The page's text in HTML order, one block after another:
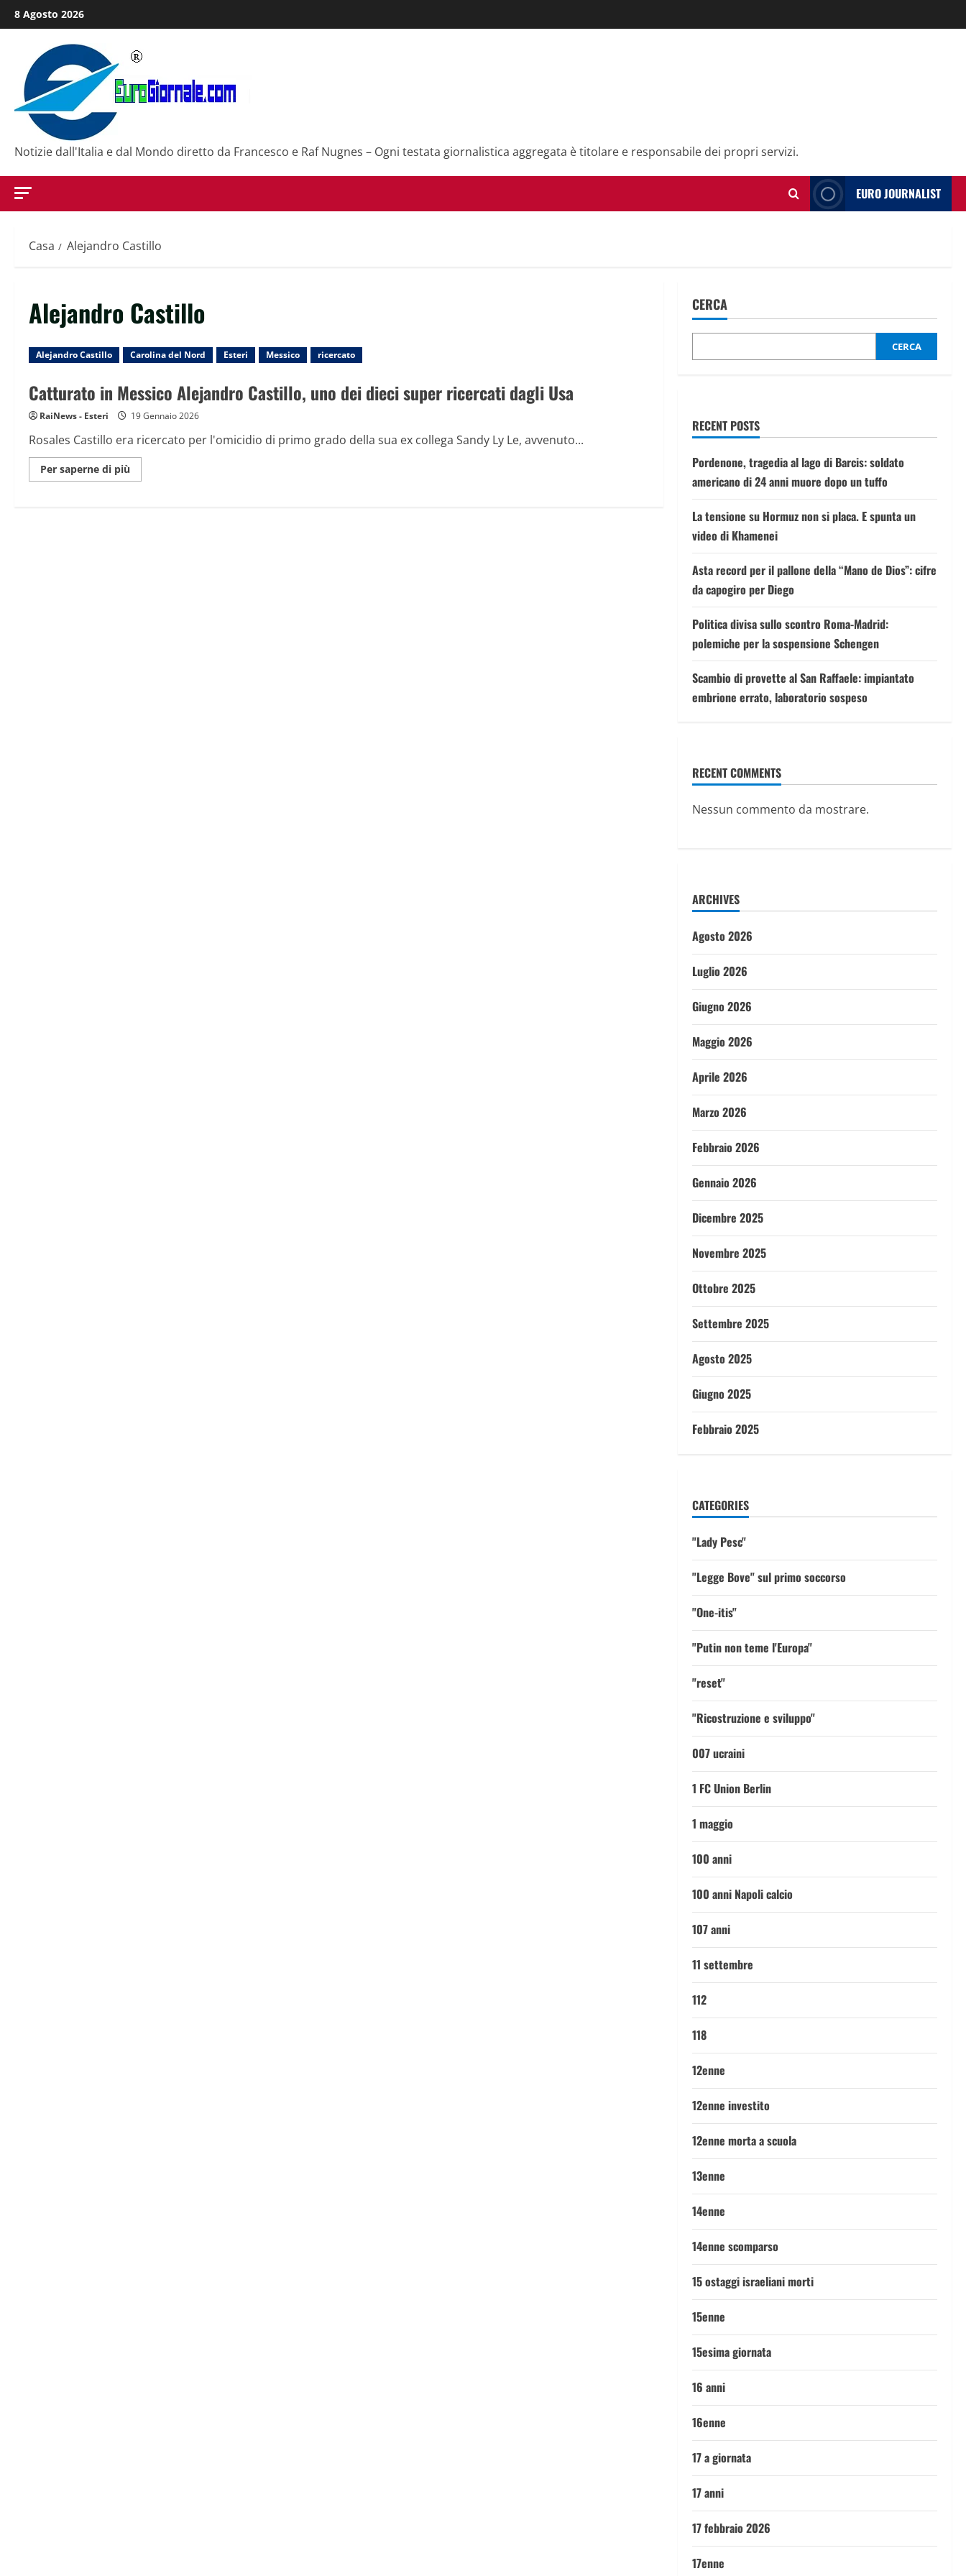
Salta
al
contenuto
8 Agosto 2026
Notizie dall'Italia e dal Mondo diretto da Francesco e Raf Nugnes – Ogni testata giornalistica aggregata è titolare e responsabile dei propri servizi.
EURO JOURNALIST
Casa Alejandro Castillo
Alejandro Castillo
Alejandro Castillo Carolina del Nord Esteri Messico ricercato
Catturato in Messico Alejandro Castillo, uno dei dieci super ricercati dagli Usa
RaiNews - Esteri 19 Gennaio 2026
Rosales Castillo era ricercato per l'omicidio di primo grado della sua ex collega Sandy Ly Le, avvenuto...
Per saperne di più
informazioni
CERCA
CERCA
RECENT POSTS
Pordenone, tragedia al lago di Barcis: soldato
americano di 24 anni muore dopo un tuffo
La tensione su Hormuz non si placa. E spunta un
video di Khamenei
Asta record per il pallone della “Mano de Dios”: cifre
da capogiro per Diego
Politica divisa sullo scontro Roma-Madrid:
polemiche per la sospensione Schengen
Scambio di provette al San Raffaele: impiantato
embrione errato, laboratorio sospeso
RECENT COMMENTS
Nessun commento da mostrare.
ARCHIVES
Agosto 2026
Luglio 2026
Giugno 2026
Maggio 2026
Aprile 2026
Marzo 2026
Febbraio 2026
Gennaio 2026
Dicembre 2025
Novembre 2025
Ottobre 2025
Settembre 2025
Agosto 2025
Giugno 2025
Febbraio 2025
CATEGORIES
"Lady Pesc"
"Legge Bove" sul primo soccorso
"One-itis"
"Putin non teme l'Europa"
"reset"
"Ricostruzione e sviluppo"
007 ucraini
1 FC Union Berlin
1 maggio
100 anni
100 anni Napoli calcio
107 anni
11 settembre
112
118
12enne
12enne investito
12enne morta a scuola
13enne
14enne
14enne scomparso
15 ostaggi israeliani morti
15enne
15esima giornata
16 anni
16enne
17 a giornata
17 anni
17 febbraio 2026
17enne